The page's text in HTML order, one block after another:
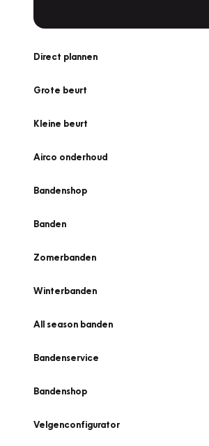
Direct plannen
Grote beurt
Kleine beurt
Airco onderhoud
Bandenshop
Banden
Zomerbanden
Winterbanden
All season banden
Bandenservice
Bandenshop
Velgenconfigurator